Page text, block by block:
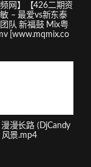
频网】【426二期资
– 最爱vs新东泰
队 新福鼓 Mix粤
[www.mqmix.co
漫长路 (DjCandy
风景.mp4